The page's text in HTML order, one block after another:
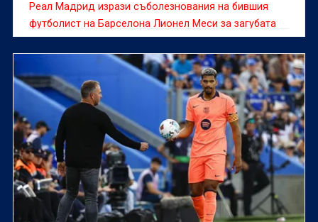
Реал Мадрид изрази съболезнования на бившия
футболист на Барселона Лионел Меси за загубата
на баща му